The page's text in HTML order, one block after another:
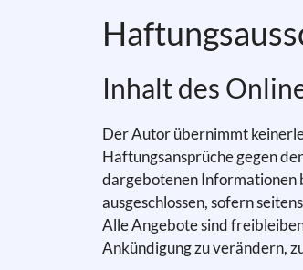
Inhalt des
Der Autor übernimmt
Haftungsansprüche gegen
dargebotenen Informationen
ausgeschlossen, sofern
Alle Angebote sind
Ankündigung zu verändern,